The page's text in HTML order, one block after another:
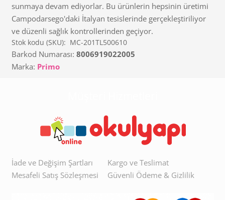
sunmaya devam ediyorlar. Bu ürünlerin hepsinin üretimi
Campodarsego'daki İtalyan tesislerinde gerçekleştiriliyor
ve düzenli sağlık kontrollerinden geçiyor.
Stok kodu (SKU): MC-201TL500610
Barkod Numarası: 8006919022005
Marka: Primo
İade ve Değişim Şartları
Mesafeli Satış Sözleşmesi
Kargo ve Teslimat
Güvenli Ödeme & Gizlilik